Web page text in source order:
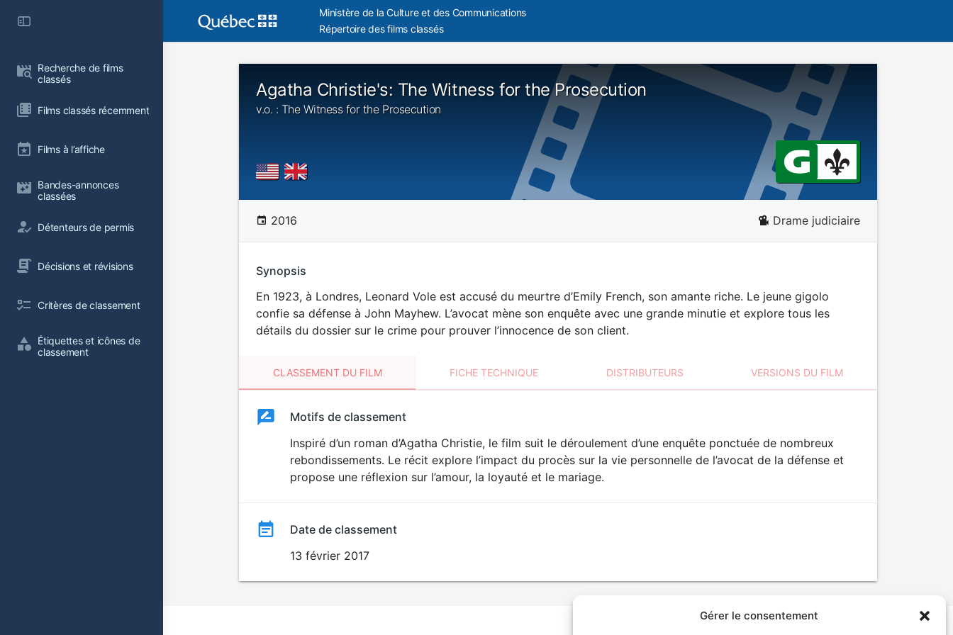
Gérer le consentement
Recherche de films
classés
Films classés récemment
Films à l’affiche
Bandes-annonces
classées
Détenteurs de permis
Décisions et révisions
Critères de classement
Étiquettes et icônes de
classement
Ministère de la Culture et des Communications
Répertoire des films classés
Agatha Christie's: The Witness for the Prosecution
v.o. : The Witness for the Prosecution
2016 Drame judiciaire
Synopsis
En 1923, à Londres, Leonard Vole est accusé du meurtre d’Emily French, son amante riche. Le jeune gigolo
confie sa défense à John Mayhew. L’avocat mène son enquête avec une grande minutie et explore tous les
détails du dossier sur le crime pour prouver l’innocence de son client.
CLASSEMENT DU FILM FICHE TECHNIQUE DISTRIBUTEURS VERSIONS DU FILM
ClassementClassement
Motifs de classement
Inspiré d’un roman d’Agatha Christie, le film suit le déroulement d’une enquête ponctuée de nombreux
rebondissements. Le récit explore l’impact du procès sur la vie personnelle de l’avocat de la défense et
propose une réflexion sur l’amour, la loyauté et le mariage.
Date de classement
13 février 2017